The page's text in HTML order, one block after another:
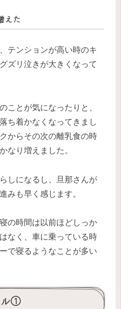
えた
テンションが高い時のキ
ズリ泣きが大きくなって
ことが気になったりと、
ち着かなくなってきまし
からその次の離乳食の時
なり増えました。
しになるし、旦那さんが
みも早く感じます。
の時間は以前ほどしっか
なく、車に乗っている時
で寝るようなことが多い
ル①